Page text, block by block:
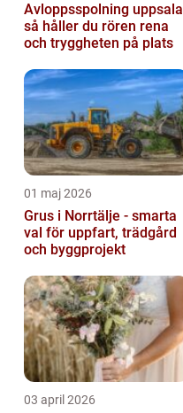
Avloppsspolning uppsala
så håller du rören rena
och tryggheten på plats
01 maj 2026
Grus i Norrtälje - smarta
val för uppfart, trädgård
och byggprojekt
03 april 2026